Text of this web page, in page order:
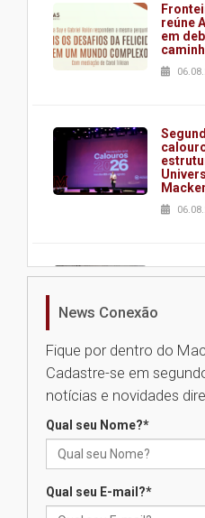
reúne
em
Nova
das
News Conexão
Fique por dentro do
Cadastre-se em
notícias e novidades
Qual seu Nome?*
Qual seu E-mail?*